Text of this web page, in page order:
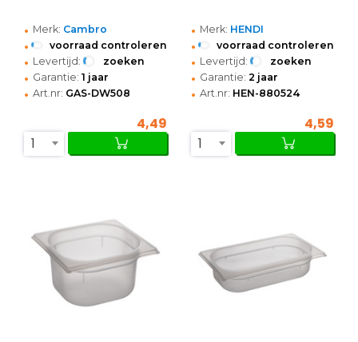
• Merk: Cambro
• voorraad controleren
• Levertijd: zoeken
• Garantie: 1 jaar
• Art.nr: GAS-DW508
4,49
1
• Merk: HENDI
• voorraad controleren
• Levertijd: zoeken
• Garantie: 2 jaar
• Art.nr: HEN-880524
4,59
1